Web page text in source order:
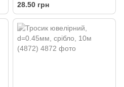
28.50 грн